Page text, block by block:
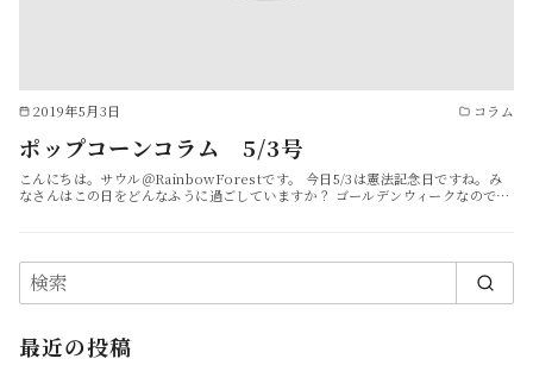
2019年5月3日 コラム
ポップコーンコラム 5/3号
こんにちは。サウル＠RainbowForestです。 今日5/3は憲法記念日ですね。み
なさんはこの日をどんなふうに過ごしていますか？ ゴールデンウィークなので…
最近の投稿